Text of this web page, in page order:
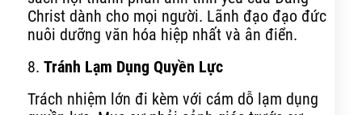
Christ dành cho mọi người. Lãnh đạo đạo đức
nuôi dưỡng văn hóa hiệp nhất và ân điển.
8. Tránh Lạm Dụng Quyền Lực
Trách nhiệm lớn đi kèm với cám dỗ lạm dụng